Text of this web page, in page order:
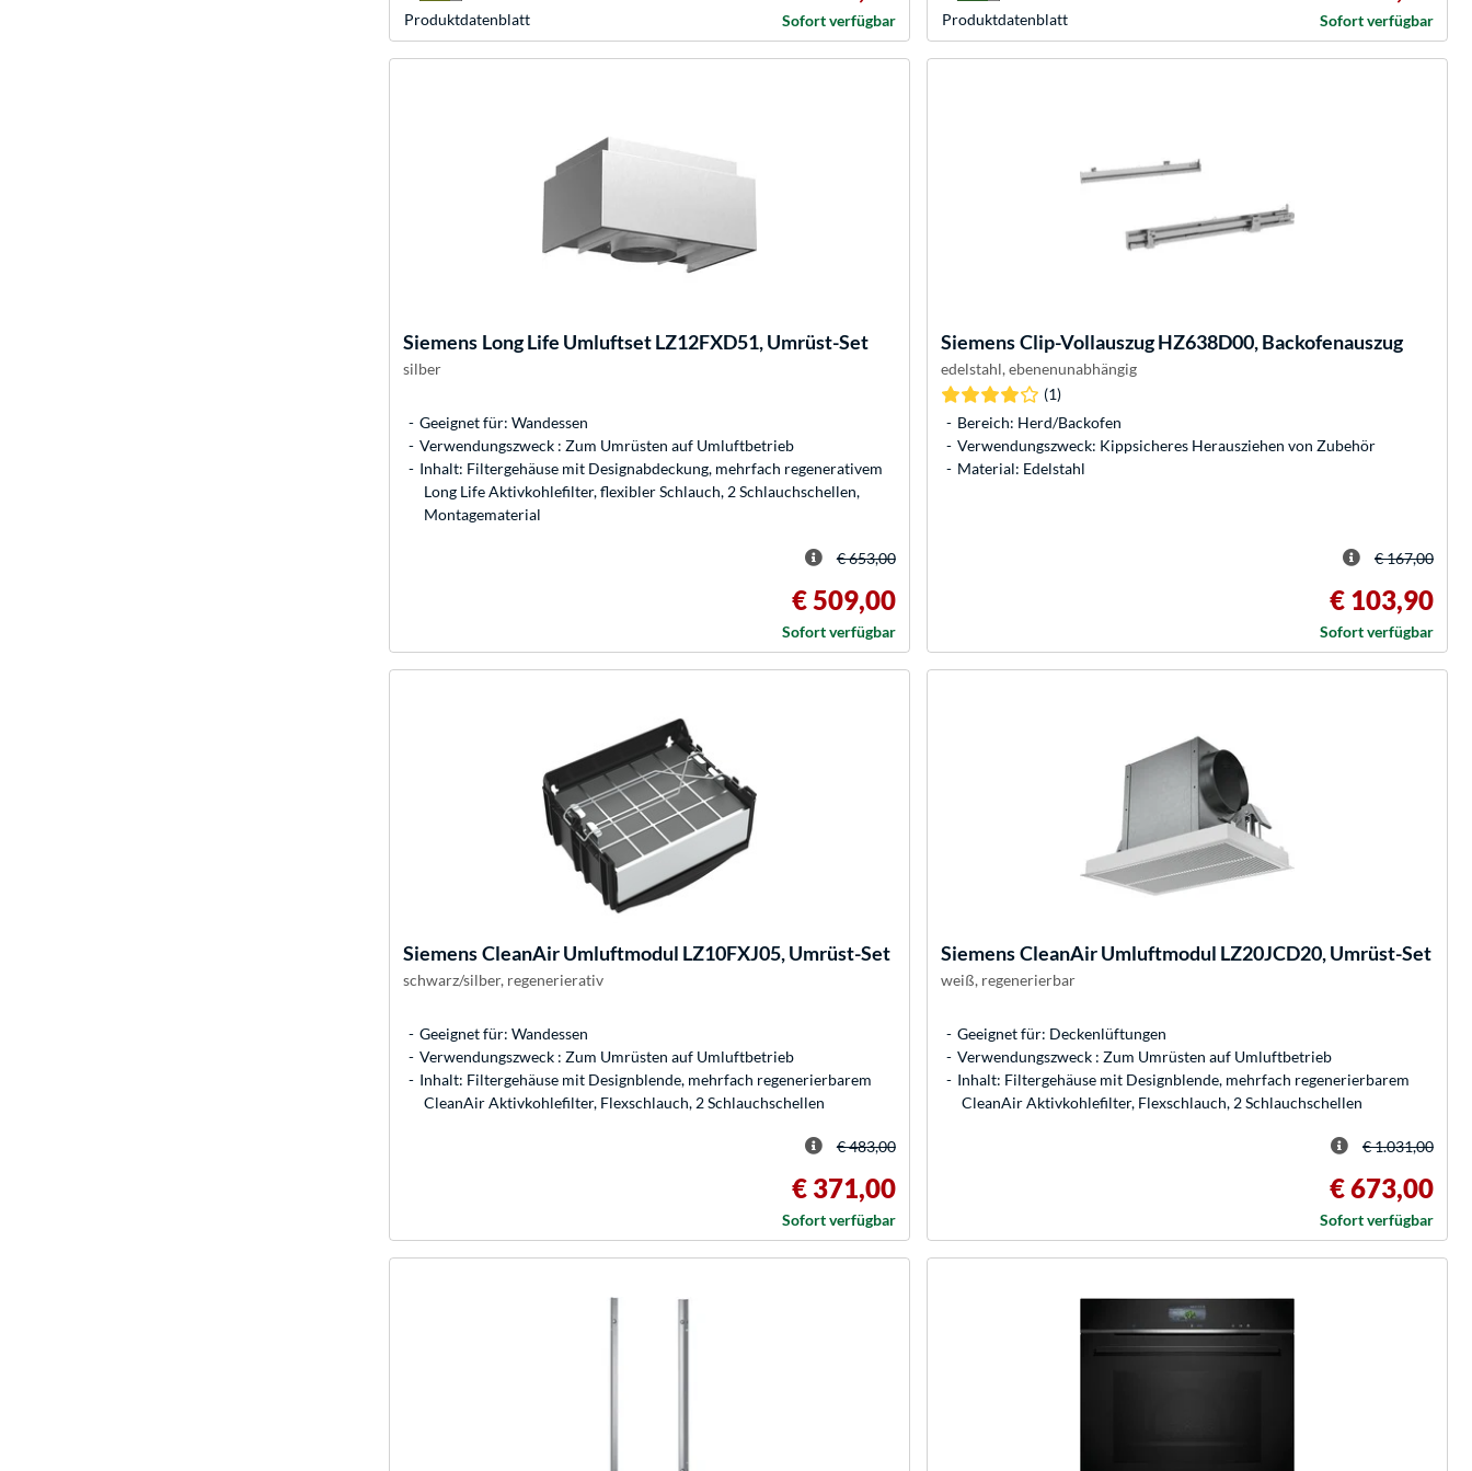
Produkt­datenblatt Sofort verfügbar Produkt­datenblatt Sofort verfügbar
Siemens Long Life Umluftset LZ12FXD51, Umrüst-Set
silber
Geeignet für: Wandessen
Verwendungszweck : Zum Umrüsten auf Umluftbetrieb
Inhalt: Filtergehäuse mit Designabdeckung, mehrfach regenerativem
Long Life Aktivkohlefilter, flexibler Schlauch, 2 Schlauchschellen,
Montagematerial
€ 653,00
€ 509,00
Sofort verfügbar
SiemensClip-Vollauszug HZ638D00, Backofenauszug
edelstahl, ebenenunabhängig
(1)
Bereich: Herd/Backofen
Verwendungszweck: Kippsicheres Herausziehen von Zubehör
Material: Edelstahl
€ 167,00
€ 103,90
Sofort verfügbar
Siemens CleanAir Umluftmodul LZ10FXJ05, Umrüst-Set
schwarz/silber, regenerierativ
Geeignet für: Wandessen
Verwendungszweck : Zum Umrüsten auf Umluftbetrieb
Inhalt: Filtergehäuse mit Designblende, mehrfach regenerierbarem
CleanAir Aktivkohlefilter, Flexschlauch, 2 Schlauchschellen
€ 483,00
€ 371,00
Sofort verfügbar
SiemensCleanAir Umluftmodul LZ20JCD20, Umrüst-Set
weiß, regenerierbar
Geeignet für: Deckenlüftungen
Verwendungszweck : Zum Umrüsten auf Umluftbetrieb
Inhalt: Filtergehäuse mit Designblende, mehrfach regenerierbarem
CleanAir Aktivkohlefilter, Flexschlauch, 2 Schlauchschellen
€ 1.031,00
€ 673,00
Sofort verfügbar